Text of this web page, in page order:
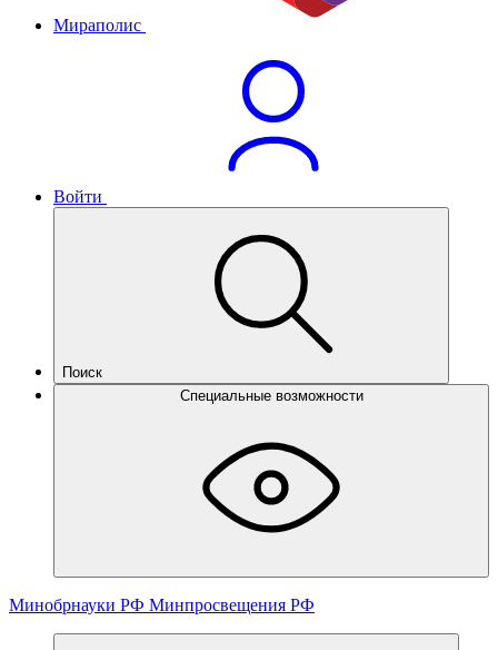
Мираполис
Войти
Поиск
Специальные возможности
Минобрнауки РФ Минпросвещения РФ